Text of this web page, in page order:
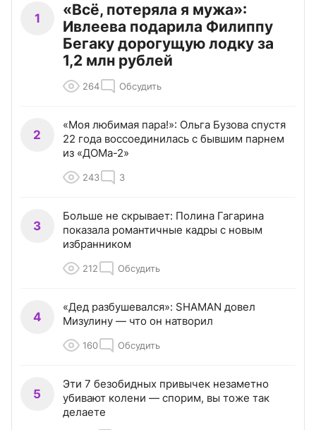
1
«Всё, потеряла я мужа»:
Ивлеева подарила Филиппу
Бегаку дорогущую лодку за
1,2 млн рублей
264 Обсудить
2
«Моя любимая пара!»: Ольга Бузова спустя
22 года воссоединилась с бывшим парнем
из «ДОМа-2»
243 3
3
Больше не скрывает: Полина Гагарина
показала романтичные кадры с новым
избранником
212 Обсудить
4
«Дед разбушевался»: SHAMAN довел
Мизулину — что он натворил
160 Обсудить
5
Эти 7 безобидных привычек незаметно
убивают колени — спорим, вы тоже так
делаете